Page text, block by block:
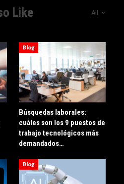
All
Like
Blog
Búsquedas laborales:
cuáles son los 9 puestos de
trabajo tecnológicos más
demandados…
Blog